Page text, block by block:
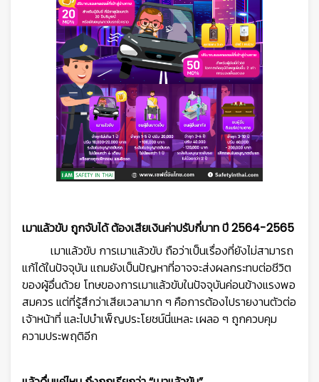
เมาแล้วขับ ถูกจับได้ ต้องเสียเงินค่าปรับกี่บาท ปี 2564-2565
เมาแล้วขับ การเมาแล้วขับ ถือว่าเป็นเรื่องที่ยังไม่สามารถ
แก้ได้ในปัจจุบัน แถมยังเป็นปัญหาที่อาจจะส่งผลกระทบต่อชีวิต
ของผู้อื่นด้วย โทษของการเมาแล้วขับในปัจจุบันค่อนข้างแรงพอ
สมควร แต่ที่รู้สึกว่าเสียเวลามาก ๆ คือการต้องไปรายงานตัวต่อ
เจ้าหน้าที่ และไปบำเพ็ญประโยชน์นี่แหละ เผลอ ๆ ถูกควบคุม
ความประพฤติอีก